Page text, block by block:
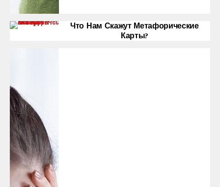
Что Нам Скажут Метафорические
Карты?